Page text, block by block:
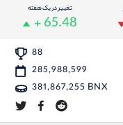
تغییر در یک هفته
+ 65.48
88
285,988,599
381,867,255 BNX